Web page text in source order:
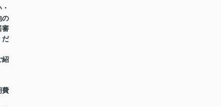
の
審
だ
紹
費